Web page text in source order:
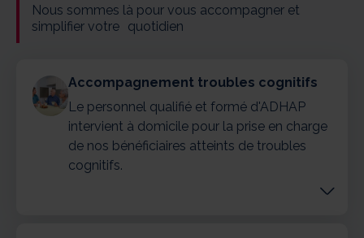
Nous sommes là pour vous accompagner et
simplifier votre quotidien
Accompagnement troubles cognitifs
Le personnel qualifié et formé d'ADHAP
intervient à domicile pour la prise en charge
de nos bénéficiaires atteints de troubles
cognitifs.